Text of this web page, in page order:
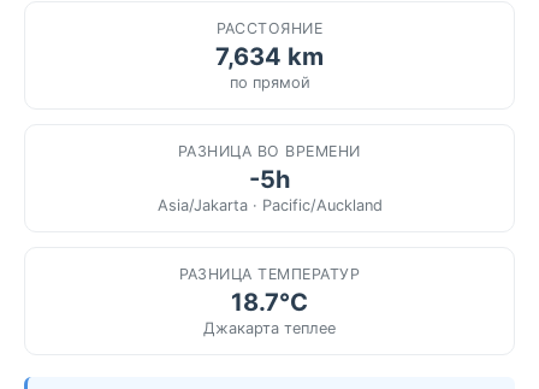
РАССТОЯНИЕ
7,634 km
по прямой
РАЗНИЦА ВО ВРЕМЕНИ
-5h
Asia/Jakarta · Pacific/Auckland
РАЗНИЦА ТЕМПЕРАТУР
18.7°C
Джакарта теплее